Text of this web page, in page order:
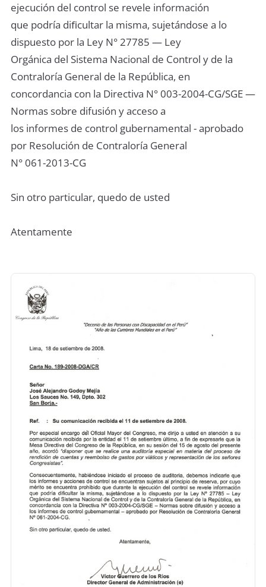
ejecución del control se revele información
que podría diﬁcultar la misma, sujetándose a lo
dispuesto por la Ley N° 27785 — Ley
Orgánica del Sistema Nacional de Control y de la
Contraloría General de la República, en
concordancia con la Directiva N° 003-2004-CG/SGE —
Normas sobre difusión y acceso a
los informes de control gubernamental - aprobado
por Resolución de Contraloría General
N° 061-2013-CG
Sin otro particular, quedo de usted
Atentamente